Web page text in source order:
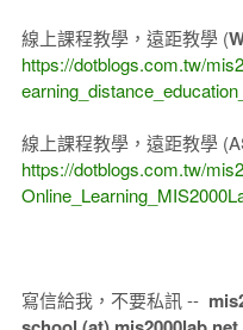
線上課程教學，遠距教學 (
https://dotblogs.com.tw/
線上課程教學，遠距教學
https://dotblogs.com.tw/
寫信給我，不要私訊 --